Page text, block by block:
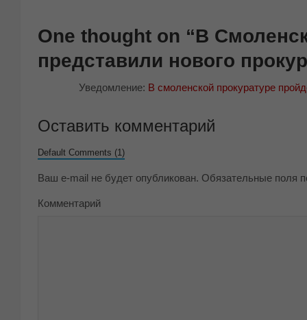
One thought on “В
представили нового
Уведомление: В смоленской прокуратуре
Оставить комментарий
Default Comments (1)
Ваш e-mail не будет опубликован. Обязательные поля
Комментарий